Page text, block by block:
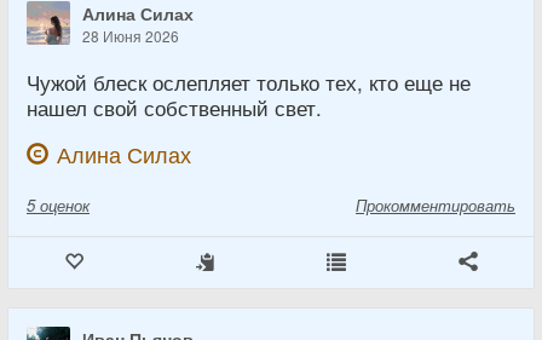
Алина Силах
28 Июня 2026
Чужой блеск ослепляет только тех, кто еще не
нашел свой собственный свет.
Алина Силах
5 оценок Прокомментировать